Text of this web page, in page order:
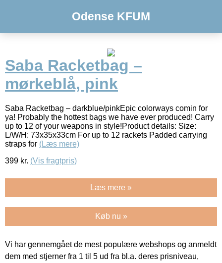
Odense KFUM
Saba Racketbag –
mørkeblå, pink
Saba Racketbag – darkblue/pinkEpic colorways comin for
ya! Probably the hottest bags we have ever produced! Carry
up to 12 of your weapons in style!Product details: Size:
L/W/H: 73x35x33cm For up to 12 rackets Padded carrying
straps for (Læs mere)
399 kr. (Vis fragtpris)
Læs mere »
Køb nu »
Vi har gennemgået de mest populære webshops og anmeldt
dem med stjerner fra 1 til 5 ud fra bl.a. deres prisniveau,